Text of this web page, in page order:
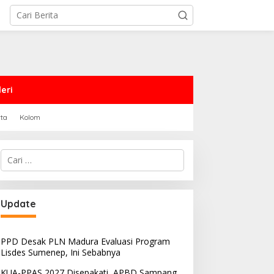
Kolom
Sampang Dukung
Kaum LGBT
Cari
untuk:
Update
PPD Desak PLN Madura Evaluasi Program
Lisdes Sumenep, Ini Sebabnya